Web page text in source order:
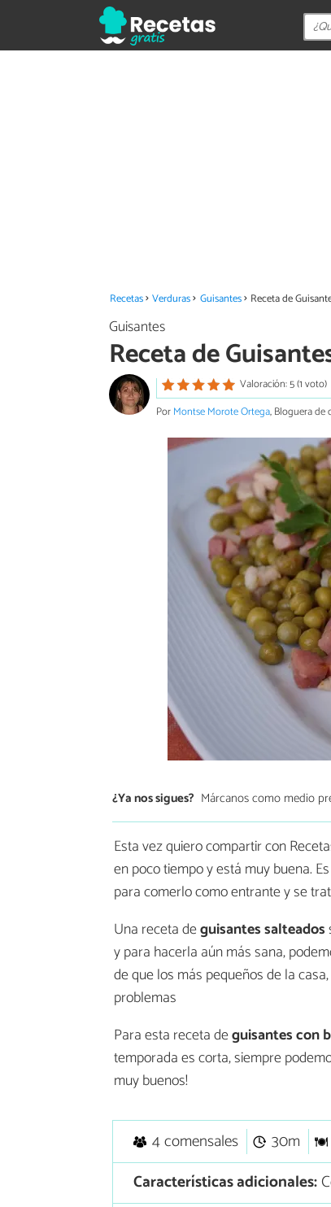
Recetas Verduras Guisantes Receta de
Guisantes
Receta de
Valoración: 5 (1 voto)
PorMontse Morote Ortega, Bloguera de
¿Ya nos sigues? Márcanos como medio
Esta vez quiero compartir con
en poco tiempo y está muy buena.
para comerlo como entrante y se
Una receta deguisantes salteados
y para hacerla aún más sana,
de que los más pequeños de la
problemas
Para esta receta deguisantes con
temporada es corta, siempre
muy buenos!
4 comensales 30m
Características adicionales: